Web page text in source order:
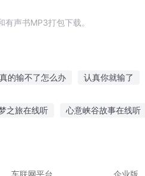
声书MP3打包下载。
真的输不了怎么办 认真你就输了
之旅在线听 心意峡谷故事在线听
车联网平台 企业版